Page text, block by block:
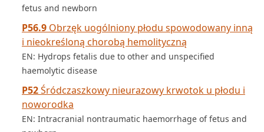
fetus and newborn
P56.9 Obrzęk uogólniony płodu spowodowany inną
i nieokreśloną chorobą hemolityczną
EN: Hydrops fetalis due to other and unspecified
haemolytic disease
P52Śródczaszkowy nieurazowy krwotok u płodu i
noworodka
EN: Intracranial nontraumatic haemorrhage of fetus and